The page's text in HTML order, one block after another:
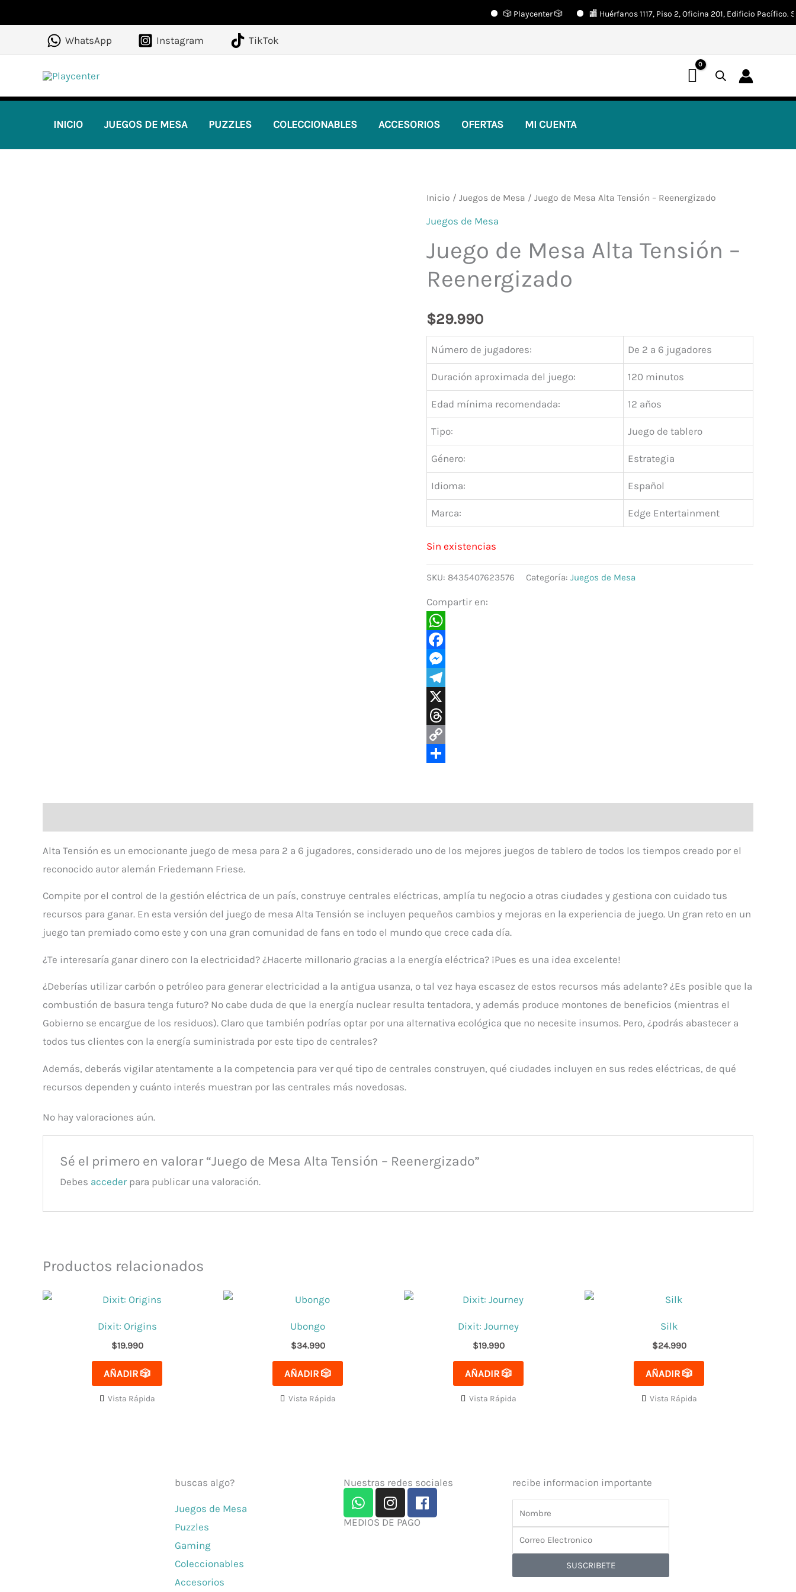
🎲 Playcenter 🎲 🏬 Huérfanos 1117, Piso 2, Oficina 201, Edificio Pacífico.
al
WhatsApp Instagram TikTok
INICIO JUEGOS DE MESA PUZZLES COLECCIONABLES ACCESORIOS OFERTAS MI CUENTA
Inicio / Juegos de Mesa / Juego de Mesa Alta Tensión – Reenergizado
Juegos de Mesa
Juego de Mesa Alta Tensión –
Reenergizado
$29.990
Número de jugadores: De 2 a 6 jugadores
Duración aproximada del juego: 120 minutos
Edad mínima recomendada: 12 años
Tipo: Juego de tablero
Género: Estrategia
Idioma: Español
Marca: Edge Entertainment
Sin existencias
SKU: 8435407623576 Categoría: Juegos de Mesa
Compartir en:
WhatsApp
Facebook
Messenger
Telegram
X
Threads
Copy
Alta Tensión es un emocionante juego de mesa para 2 a 6 jugadores, considerado uno de los mejores juegos de tablero de todos los tiempos creado por el
reconocido autor alemán Friedemann Friese.
Compite por el control de la gestión eléctrica de un país, construye centrales eléctricas, amplía tu negocio a otras ciudades y gestiona con cuidado tus
recursos para ganar. En esta versión del juego de mesa Alta Tensión se incluyen pequeños cambios y mejoras en la experiencia de juego. Un gran reto en un
juego tan premiado como este y con una gran comunidad de fans en todo el mundo que crece cada día.
¿Te interesaría ganar dinero con la electricidad? ¿Hacerte millonario gracias a la energía eléctrica? ¡Pues es una idea excelente!
¿Deberías utilizar carbón o petróleo para generar electricidad a la antigua usanza, o tal vez haya escasez de estos recursos más adelante? ¿Es posible que la
combustión de basura tenga futuro? No cabe duda de que la energía nuclear resulta tentadora, y además produce montones de beneficios (mientras el
Gobierno se encargue de los residuos). Claro que también podrías optar por una alternativa ecológica que no necesite insumos. Pero, ¿podrás abastecer a
todos tus clientes con la energía suministrada por este tipo de centrales?
Además, deberás vigilar atentamente a la competencia para ver qué tipo de centrales construyen, qué ciudades incluyen en sus redes eléctricas, de qué
recursos dependen y cuánto interés muestran por las centrales más novedosas.
No hay valoraciones aún.
Sé el primero en valorar “Juego de Mesa Alta Tensión – Reenergizado”
Debes acceder para publicar una valoración.
Productos relacionados
Dixit: Origins
$19.990
AÑADIR 🎲
Vista Rápida
Ubongo
$34.990
AÑADIR 🎲
Vista Rápida
Dixit: Journey
$19.990
AÑADIR 🎲
Vista Rápida
Silk
$24.990
AÑADIR 🎲
Vista Rápida
buscas algo?
Juegos de Mesa
Puzzles
Gaming
Coleccionables
Accesorios
Nuestras redes sociales
W
h
a
I
n
s
F
a
MEDIOS DE PAGO
recibe informacion importante
Nombre
Correo
Electronico
SUSCRIBETE
📢 ¡OFERTAS! 🔥